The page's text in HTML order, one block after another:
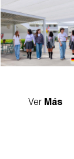
Ver Más